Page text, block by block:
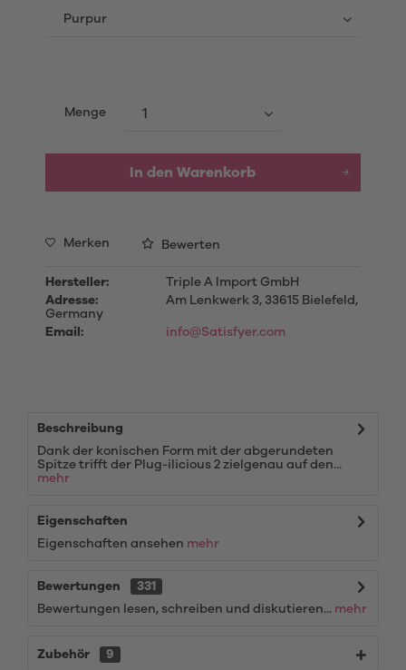
Menge
In den Warenkorb
Merken Bewerten
Hersteller:
Triple A Import GmbH
Adresse:
Am Lenkwerk 3, 33615 Bielefeld,
Germany
Email:
info@Satisfyer.com
Beschreibung
Dank der konischen Form mit der abgerundeten
Spitze trifft der Plug-ilicious 2 zielgenau auf den...
mehr
Eigenschaften
Eigenschaften ansehen mehr
Bewertungen
331
Bewertungen lesen, schreiben und diskutieren... mehr
Zubehör 9